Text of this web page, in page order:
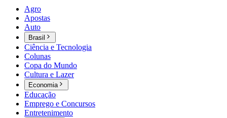
Agro
Apostas
Auto
Brasil
Ciência e Tecnologia
Colunas
Copa do Mundo
Cultura e Lazer
Economia
Educação
Emprego e Concursos
Entretenimento